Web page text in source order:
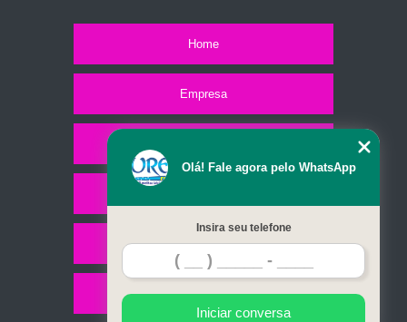
Home
Empresa
Contato
Mapa do site
Olá! Fale agora pelo WhatsApp
Insira seu telefone
Iniciar conversa